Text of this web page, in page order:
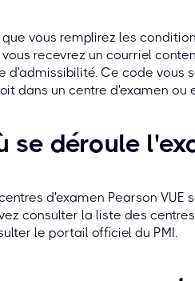
que vous remplirez les
vous recevrez un courriel
d'admissibilité. Ce code vous
dans un centre d'examen ou
se déroule
d'examen Pearson
consulter la liste des
le portail officiel du PMI.